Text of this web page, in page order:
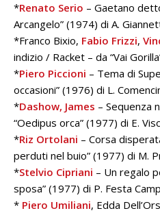
*Renato Serio – Gaetano
Arcangelo” (1974) di A.
*Franco Bixio, Fabio Frizzi,
indizio / Racket – da “Vai
*Piero Piccioni – Tema di
occasioni” (1976) di L.
*Dashow, James – Sequenza
“Oedipus orca” (1977) di E.
*Riz Ortolani – Corsa
perduti nel buio” (1977) di M.
*Stelvio Cipriani – Un regalo
sposa” (1977) di P. Festa
* Piero Umiliani, Edda